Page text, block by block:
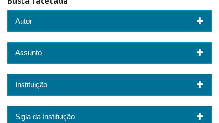
Autor
Assunto
Instituição
Sigla da Instituição